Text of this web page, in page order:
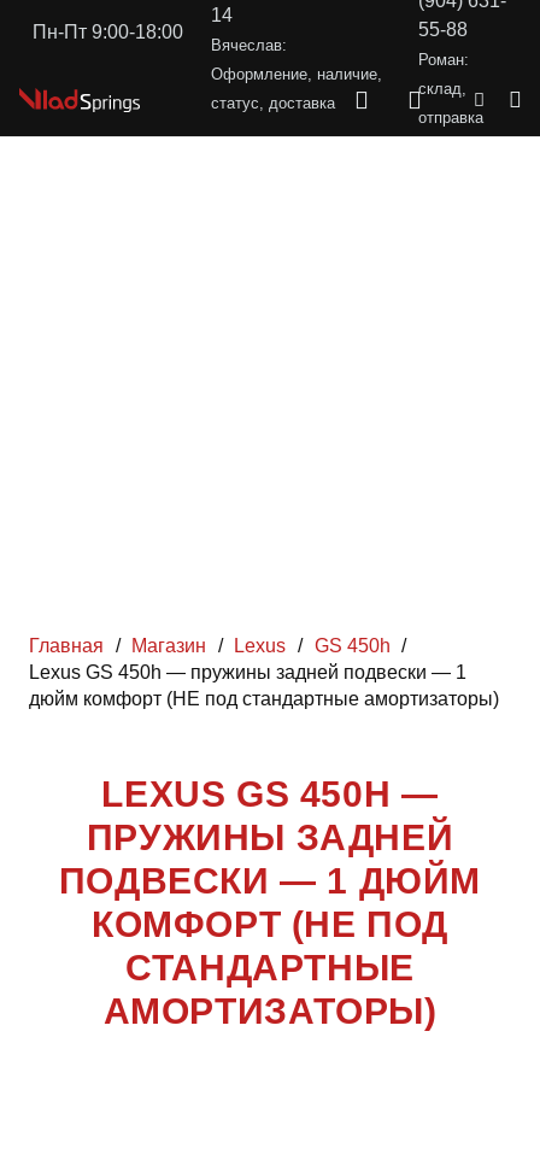
Пн-Пт 9:00-18:00
14
Вячеслав:
Оформление, наличие,
статус, доставка
55-88
Роман:
склад,
отправка
Главная / Магазин / Lexus / GS 450h /
Lexus GS 450h — пружины задней подвески — 1
дюйм комфорт (НЕ под стандартные амортизаторы)
LEXUS GS 450H —
ПРУЖИНЫ ЗАДНЕЙ
ПОДВЕСКИ — 1 ДЮЙМ
КОМФОРТ (НЕ ПОД
СТАНДАРТНЫЕ
АМОРТИЗАТОРЫ)